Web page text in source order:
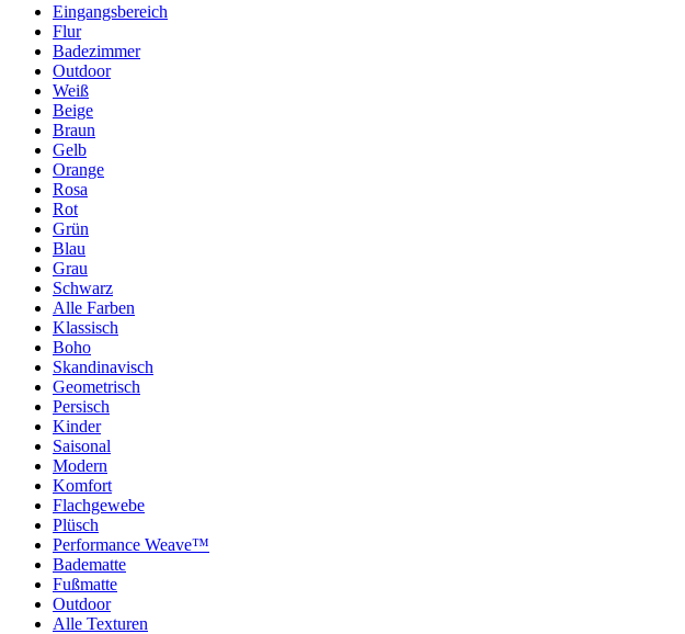
Eingangsbereich
Flur
Badezimmer
Outdoor
Weiß
Beige
Braun
Gelb
Orange
Rosa
Rot
Grün
Blau
Grau
Schwarz
Alle Farben
Klassisch
Boho
Skandinavisch
Geometrisch
Persisch
Kinder
Saisonal
Modern
Komfort
Flachgewebe
Plüsch
Performance Weave™
Badematte
Fußmatte
Outdoor
Alle Texturen